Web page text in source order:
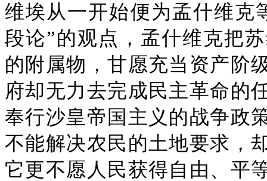
维埃从一开始便为孟什维克
段论”的观点，孟什维克把
的附属物，甘愿充当资产阶
府却无力去完成民主革命的
奉行沙皇帝国主义的战争政
不能解决农民的土地要求，
它更不愿人民获得自由、平